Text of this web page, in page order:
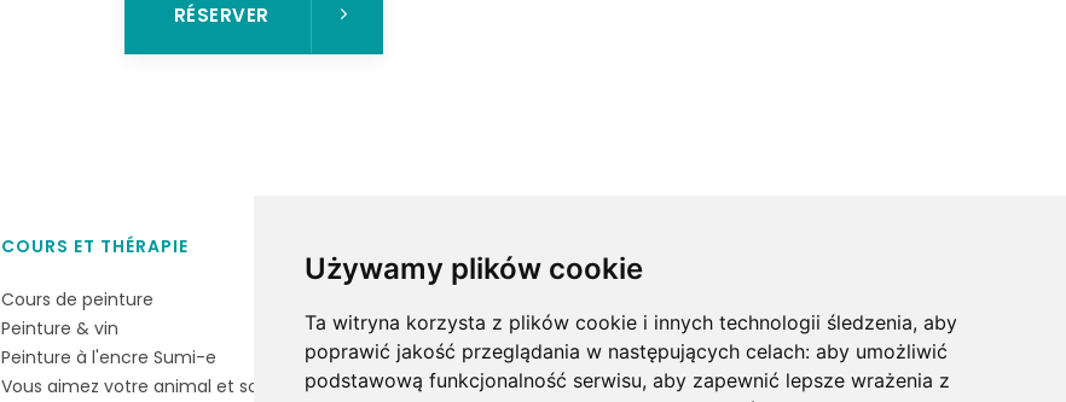
Używamy plików cookie
Ta witryna korzysta z plików cookie i innych technologii śledzenia, aby
poprawić jakość przeglądania w następujących celach:aby umożliwić
podstawową funkcjonalność serwisu,aby zapewnić lepsze wrażenia z
RÉSERVER
COURS ET THÉRAPIE
Cours de peinture
Peinture & vin
Peinture à l'encre Sumi-e
Vous aimez votre animal et souhaitez
Contact
Politique de confidentialité
Plan du site